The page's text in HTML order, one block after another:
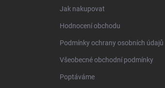
Jak nakupovat
Hodnocení obchodu
Podmínky ochrany osobních údajů
Všeobecné obchodní podmínky
Poptáváme